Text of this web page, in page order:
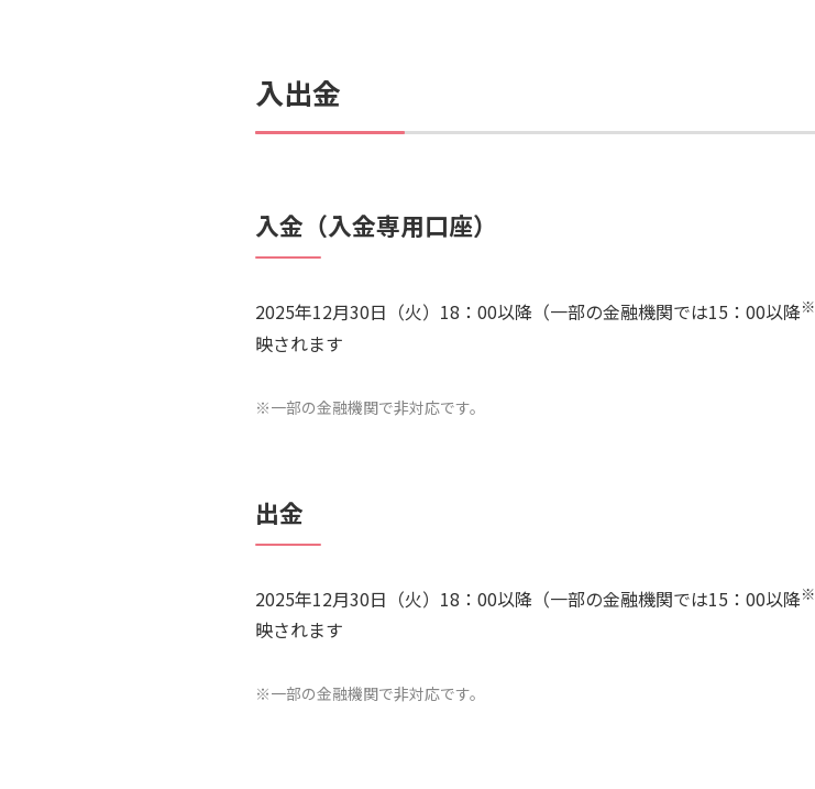
入出金
入金（入金専用口座）
2025年12月30日（火）18：00以降（一部の金融機関では15：00以降※
映されます
※一部の金融機関で非対応です。
出金
2025年12月30日（火）18：00以降（一部の金融機関では15：00以降※
映されます
※一部の金融機関で非対応です。